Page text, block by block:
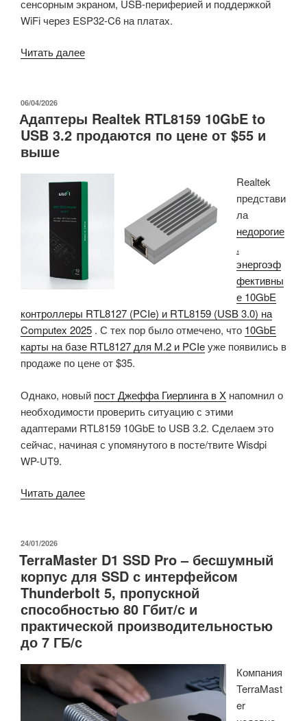
сенсорным экраном, USB-периферией и поддержкой
WiFi через ESP32-C6 на платах.
Читать далее«Эмулятор
отладочных
платах
ESP32-
M5Stack
Waveshare»
ОПУБЛИКОВАНО
06/04/2026
Адаптеры Realtek RTL8159 10GbE to
USB 3.2 продаются по цене от $55 и
выше
Realtek
представи
ла
недорогие
,
энергоэф
фективны
е 10GbE
контроллеры RTL8127 (PCIe) и RTL8159 (USB 3.0) на
Computex 2025 . С тех пор было отмечено, что 10GbE
карты на базе RTL8127 для M.2 и PCIeуже появились в
продаже по цене от $35.
Однако, новый пост Джеффа Гиерлинга в X напомнил о
необходимости проверить ситуацию с этими
адаптерами RTL8159 10GbE to USB 3.2. Сделаем это
сейчас, начиная с упомянутого в посте/твите Wisdpi
WP-UT9.
Читать далее«Адаптеры
to
USB
3.2
продаются
по
$55
и
выше»
ОПУБЛИКОВАНО
24/01/2026
TerraMaster D1 SSD Pro – бесшумный
корпус для SSD с интерфейсом
Thunderbolt 5, пропускной
способностью 80 Гбит/с и
практической производительностью
до 7 ГБ/с
Компания
TerraMast
er